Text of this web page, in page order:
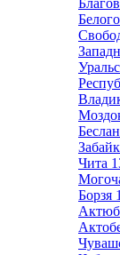
Беслан
Чита
Борзя 1